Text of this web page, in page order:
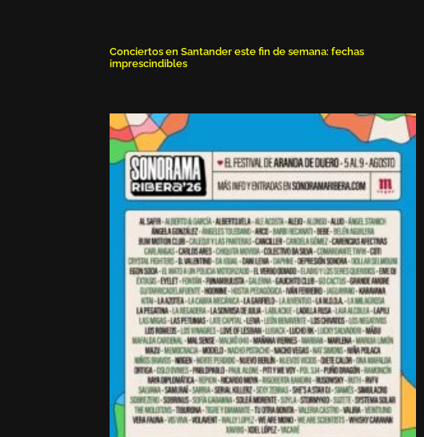
Conciertos en Santander este fin de semana: fechas
imprescindibles